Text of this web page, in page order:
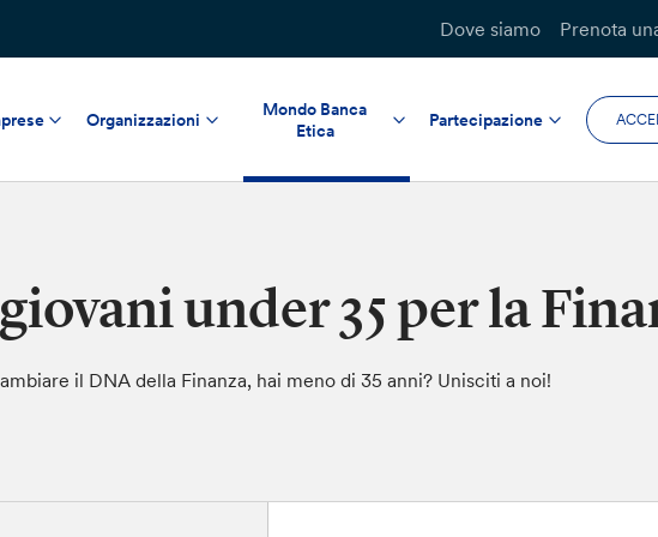
Dove siamo Prenota
Organizzazioni
Mondo Banca
Etica
Partecipazione
under 35 per la
il DNA della Finanza, hai meno di 35 anni? Unisciti a noi!